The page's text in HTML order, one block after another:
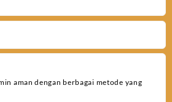
aman dengan berbagai metode yang